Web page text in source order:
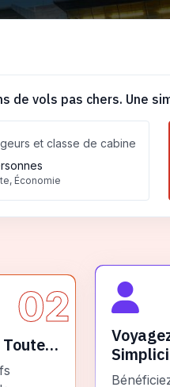
de vols pas chers. Une
et classe de cabine
Économie
02
Toute